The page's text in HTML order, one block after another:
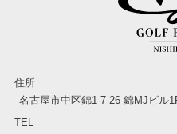
住所
名古屋市中区錦1-7-26 錦MJビル
TEL